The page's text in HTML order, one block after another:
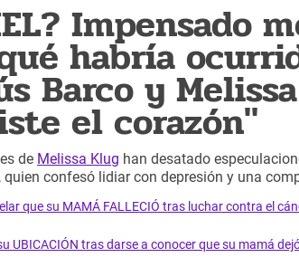
Impensado
qué habría
Barco y
el corazón"
de Melissa Klug han desatado
, quien confesó lidiar con depresión y una
que su MAMÁ FALLECIÓ tras luchar contra el
UBICACIÓN tras darse a conocer que su mamá